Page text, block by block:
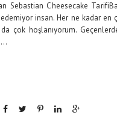
Sebastian Cheesecake
insan. Her ne kadar en
çok hoşlanıyorum.